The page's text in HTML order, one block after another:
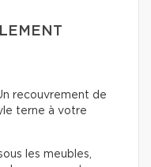
recouvrement de
terne à votre
les meubles,